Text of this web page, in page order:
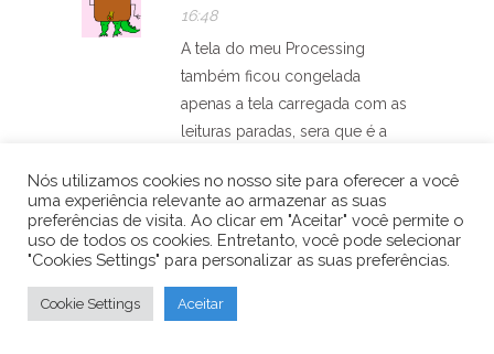
16:48
A tela do meu Processing
também ficou congelada
apenas a tela carregada com as
leituras paradas, sera que é a
Yaw = 180
Pitch = 0
Q
0.0
Nós utilizamos cookies no nosso site para oferecer a você
uma experiência relevante ao armazenar as suas
preferências de visita. Ao clicar em "Aceitar" você permite o
uso de todos os cookies. Entretanto, você pode selecionar
"Cookies Settings" para personalizar as suas preferências.
Cookie Settings Aceitar